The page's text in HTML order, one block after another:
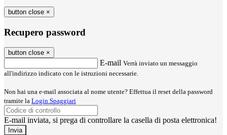
button close ×
Recupero password
button close ×
E-mail Verrà inviato un messaggio
all'indirizzo indicato con le istruzioni necessarie.
Non hai una e-mail associata al nome utente? Effettua il reset della password
tramite la Login Spaggiari
E-mail inviata, si prega di controllare la casella di posta elettronica!